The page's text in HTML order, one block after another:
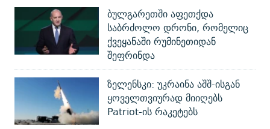
ბულგარეთში აფეთქდა
საბრძოლო დრონი, რომელიც
ქვეყანაში რუმინეთიდან
შეფრინდა
ზელენსკი: უკრაინა აშშ-ისგან
ყოველთვიურად მიიღებს
Patriot-ის რაკეტებს